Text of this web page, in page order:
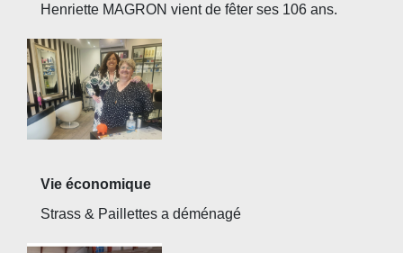
Henriette MAGRON vient de fêter ses 106 ans.
Vie économique
Strass & Paillettes a déménagé